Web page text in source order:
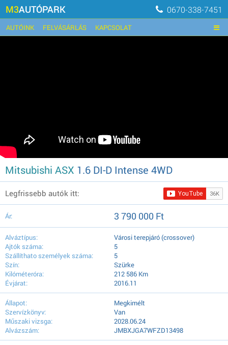
M3AUTÓPARK 0670-338-7451
AUTÓINK FELVÁSÁRLÁS KAPCSOLAT
Mitsubishi ASX 1.6 DI-D Intense 4WD
Legfrissebb autók itt:
Ár: 3 790 000 Ft
Alváztípus:
Városi terepjáró (crossover)
Ajtók száma:
5
Szállíthato személyek száma:
5
Szín:
Szürke
Kilóméteróra:
212 586 Km
Évjárat:
2016.11
Állapot:
Megkimélt
Szervízkönyv:
Van
Műszaki vizsga:
2028.06.24
Alvázszám:
JMBXJGA7WFZD13498